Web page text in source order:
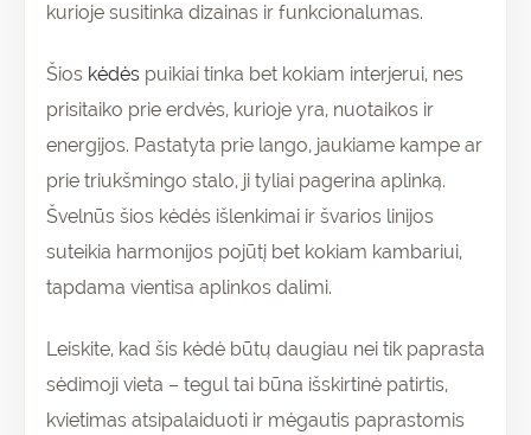
kurioje susitinka dizainas ir funkcionalumas.
Šios kėdės puikiai tinka bet kokiam interjerui, nes
prisitaiko prie erdvės, kurioje yra, nuotaikos ir
energijos. Pastatyta prie lango, jaukiame kampe ar
prie triukšmingo stalo, ji tyliai pagerina aplinką.
Švelnūs šios kėdės išlenkimai ir švarios linijos
suteikia harmonijos pojūtį bet kokiam kambariui,
tapdama vientisa aplinkos dalimi.
Leiskite, kad šis kėdė būtų daugiau nei tik paprasta
sėdimoji vieta – tegul tai būna išskirtinė patirtis,
kvietimas atsipalaiduoti ir mėgautis paprastomis